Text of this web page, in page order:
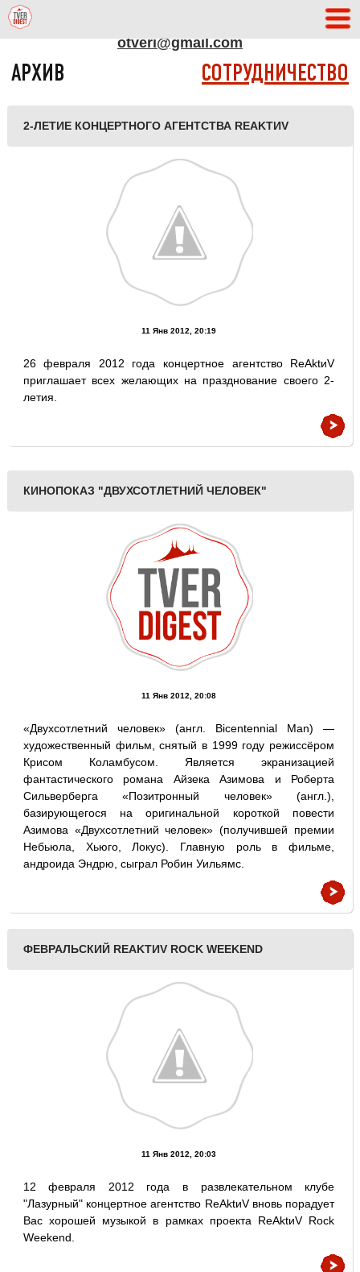
otveri@gmail.com
АРХИВ СОТРУДНИЧЕСТВО
2-ЛЕТИЕ КОНЦЕРТНОГО АГЕНТСТВА REAKTИV
11 Янв 2012, 20:19
26 февраля 2012 года концертное агентство ReAktиV
приглашает всех желающих на празднование своего 2-
летия.
КИНОПОКАЗ "ДВУХСОТЛЕТНИЙ ЧЕЛОВЕК"
11 Янв 2012, 20:08
«Двухсотлетний человек» (англ. Bicentennial Man) —
художественный фильм, снятый в 1999 году режиссёром
Крисом Коламбусом. Является экранизацией
фантастического романа Айзека Азимова и Роберта
Сильверберга «Позитронный человек» (англ.),
базирующегося на оригинальной короткой повести
Азимова «Двухсотлетний человек» (получившей премии
Небьюла, Хьюго, Локус). Главную роль в фильме,
андроида Эндрю, сыграл Робин Уильямс.
ФЕВРАЛЬСКИЙ REAKTИV ROCK WEEKEND
11 Янв 2012, 20:03
12 февраля 2012 года в развлекательном клубе
"Лазурный" концертное агентство ReAktиV вновь порадует
Вас хорошей музыкой в рамках проекта ReAktиV Rock
Weekend.